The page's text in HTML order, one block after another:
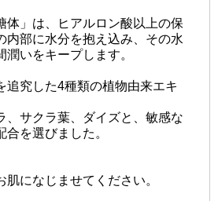
体」は、ヒアルロン酸以上の保
内部に水分を抱え込み、その水
いをキープします。
追究した4種類の植物由来エキ
、サクラ葉、ダイズと、敏感な
を選びました。
になじませてください。